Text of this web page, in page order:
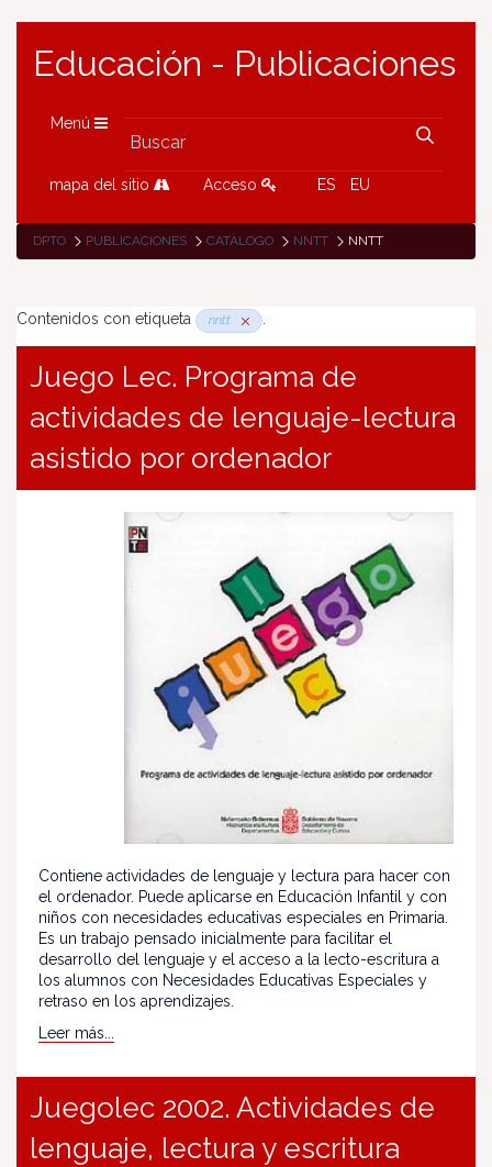
Educación - Publicaciones
Menú
mapa del sitio Acceso ES EU
DPTO PUBLICACIONES CATÁLOGO NNTT NNTT
Contenidos con etiqueta nntt .
Juego Lec. Programa de
actividades de lenguaje-lectura
asistido por ordenador
Contiene actividades de lenguaje y lectura para hacer con
el ordenador. Puede aplicarse en Educación Infantil y con
niños con necesidades educativas especiales en Primaria.
Es un trabajo pensado inicialmente para facilitar el
desarrollo del lenguaje y el acceso a la lecto-escritura a
los alumnos con Necesidades Educativas Especiales y
retraso en los aprendizajes.
Leer más...
Juegolec 2002. Actividades de
lenguaje, lectura y escritura